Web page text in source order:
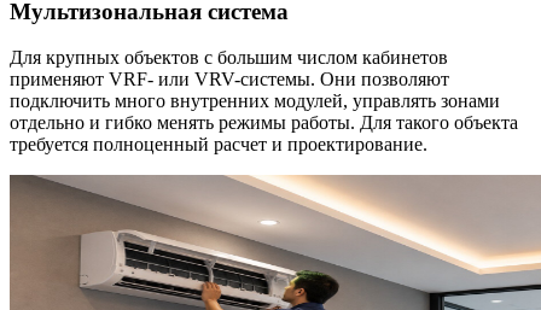
Мультизональная система
Для крупных объектов с большим числом кабинетов
применяют VRF- или VRV-системы. Они позволяют
подключить много внутренних модулей, управлять зонами
отдельно и гибко менять режимы работы. Для такого объекта
требуется полноценный расчет и проектирование.